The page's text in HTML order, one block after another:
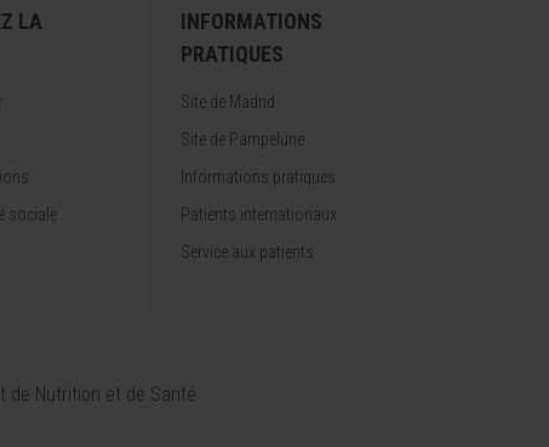
LA
sociale
INFORMATIONS
PRATIQUES
Site de Madrid
Site de Pampelune
Informations pratiques
Patients internationaux
Service aux patients
de Nutrition et de Santé